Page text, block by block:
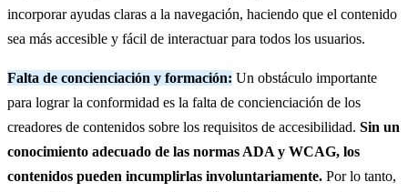
incorporar ayudas claras a la navegación, haciendo que el contenido
sea más accesible y fácil de interactuar para todos los usuarios.
Falta de concienciación y formación: Un obstáculo importante
para lograr la conformidad es la falta de concienciación de los
creadores de contenidos sobre los requisitos de accesibilidad. Sin un
conocimiento adecuado de las normas ADA y WCAG, los
contenidos pueden incumplirlas involuntariamente. Por lo tanto,